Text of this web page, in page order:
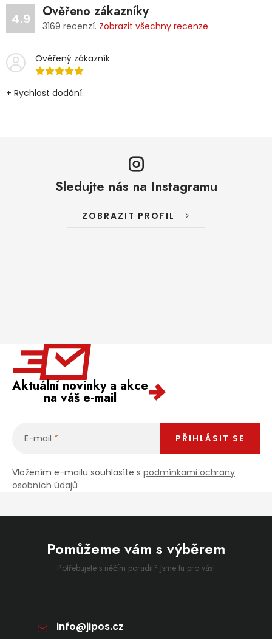
4.9 Ověřeno zákazníky
3169 recenzí. Zobrazit všechny recenze
Ověřený zákazník
+ Rychlost dodání.
Sledujte nás na Instagramu
ZOBRAZIT PROFIL
Aktuální novinky a akce
na váš e-mail
E-mail
Vložením e-mailu souhlasíte s podmínkami ochrany
osobních údajů
PŘIHLÁSIT SE
Pomůžeme vám s výběrem
Potřebujete s něčím poradit? Jsme tu pro vás!
info@jipos.cz